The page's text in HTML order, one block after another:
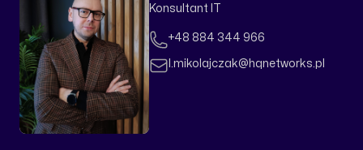
Konsultant IT
Telefon+48 884 344 966
Emaill.mikolajczak@hqnetworks.pl